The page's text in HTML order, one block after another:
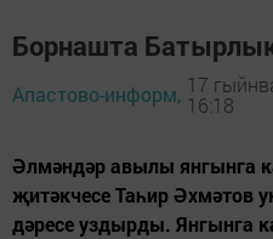
Борнашта
Апастово-информ, 17
16:18
Әлмәндәр авылы янгынга
җитәкчесе Таһир Әхмәтов
дәресе уздырды. Янгынга